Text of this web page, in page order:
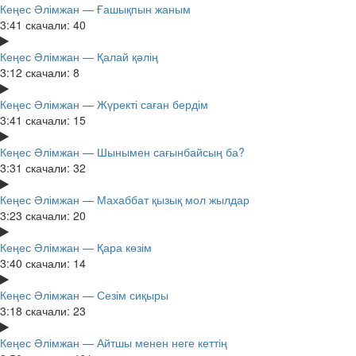
Кеңес Әлімжан — Ғашықпын жаным
3:41 скачали: 40
Кеңес Әлімжан — Қалай қәлің
3:12 скачали: 8
Кеңес Әлімжан — Жүректі саған бердім
3:41 скачали: 15
Кеңес Әлімжан — Шынымен сағынбайсың ба?
3:31 скачали: 32
Кеңес Әлімжан — Махаббат қызық мол жылдар
3:23 скачали: 20
Кеңес Әлімжан — Қара көзім
3:40 скачали: 14
Кеңес Әлімжан — Сезім сиқыры
3:18 скачали: 23
Кеңес Әлімжан — Айтшы менен неге кеттің